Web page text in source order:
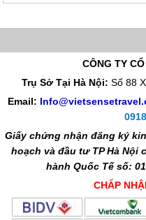
đáng nhớ để lưu giữ những phút
CÔNG TY
Trụ Sở Tại Hà Nội: Số 88
Email:
Giấy chứng nhận đăng ký
hoạch và đầu tư TP Hà Nội
hành Quốc Tế số:
CHẤP